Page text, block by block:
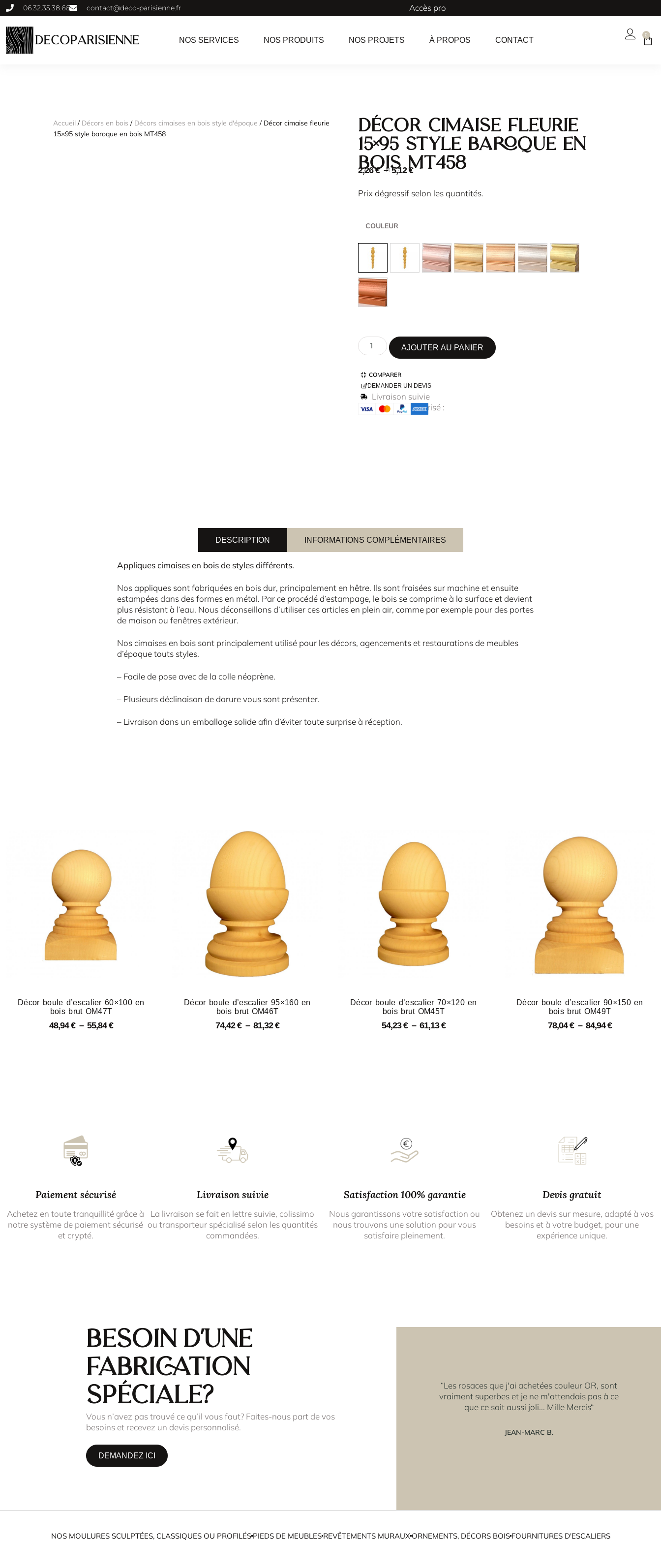
06.32.35.38.66 contact@deco-parisienne.fr Accès pro
NOS SERVICES NOS PRODUITS NOS PROJETS À PROPOS CONTACT
0
Accueil / Décors en bois / Décors cimaises en bois style d'époque / Décor cimaise fleurie
15×95 style baroque en bois MT458
Décor cimaise fleurie
15×95 style baroque en
bois MT458
SKU : MT458
2,26€–5,12€
Prix dégressif selon les quantités.
COULEUR
AJOUTER AU PANIER
COMPARER
DEMANDER UN DEVIS
Livraison suivie
Paiement sécurisé :
DESCRIPTION INFORMATIONS COMPLÉMENTAIRES
Appliques cimaises en bois de styles différents.
Nos appliques sont fabriquées en bois dur, principalement en hêtre. Ils sont fraisées sur machine et ensuite
estampées dans des formes en métal. Par ce procédé d’estampage, le bois se comprime à la surface et devient
plus résistant à l’eau. Nous déconseillons d’utiliser ces articles en plein air, comme par exemple pour des portes
de maison ou fenêtres extérieur.
Nos cimaises en bois sont principalement utilisé pour les décors, agencements et restaurations de meubles
d’époque touts styles.
– Facile de pose avec de la colle néoprène.
– Plusieurs déclinaison de dorure vous sont présenter.
– Livraison dans un emballage solide afin d’éviter toute surprise à réception.
Décor boule d’escalier 60×100 en
bois brut OM47T
48,94€ – 55,84€
Décor boule d’escalier 95×160 en
bois brut OM46T
74,42€ – 81,32€
Décor boule d’escalier 70×120 en
bois brut OM45T
54,23€ – 61,13€
Décor boule d’escalier 90×150 en
bois brut OM49T
78,04€ – 84,94€
Paiement sécurisé
Achetez en toute tranquillité grâce à
notre système de paiement sécurisé
et crypté.
Livraison suivie
La livraison se fait en lettre suivie, colissimo
ou transporteur spécialisé selon les quantités
commandées.
Satisfaction 100% garantie
Nous garantissons votre satisfaction ou
nous trouvons une solution pour vous
satisfaire pleinement.
Devis gratuit
Obtenez un devis sur mesure, adapté à vos
besoins et à votre budget, pour une
expérience unique.
Besoin d'une
fabrication
spéciale?
Vous n’avez pas trouvé ce qu’il vous faut? Faites-nous part de vos
besoins et recevez un devis personnalisé.
DEMANDEZ ICI
“Les rosaces que j'ai achetées couleur OR, sont
vraiment superbes et je ne m'attendais pas à ce
que ce soit aussi joli... Mille Mercis“
JEAN-MARC B.
NOS MOULURES SCULPTÉES, CLASSIQUES OU PROFILÉSPIEDS DE MEUBLESREVÊTEMENTS MURAUXORNEMENTS, DÉCORS BOISFOURNITURES D'ESCALIERS